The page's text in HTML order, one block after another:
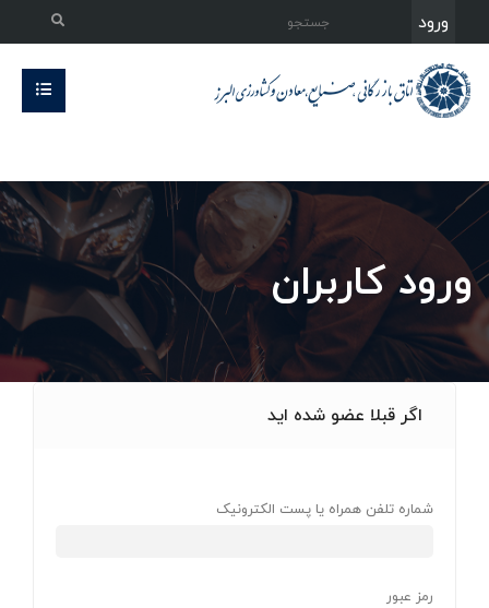
ورود
ورود کاربران
اگر قبلا عضو شده اید
شماره تلفن همراه یا پست الکترونیک
رمز عبور